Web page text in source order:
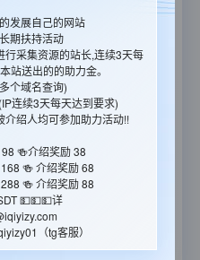
07
集
2026-08-
07
2026-08-
发展自己的网站
期扶持活动
行采集资源的站长,连续3天每
站送出的的助力金。
个域名查询)
连续3天每天达到要求)
介绍人均可参加助力活动!!
🍻介绍奖励 38
🍻 介绍奖励 68
🍻 介绍奖励 88
💵💵💵详
（tg客服）